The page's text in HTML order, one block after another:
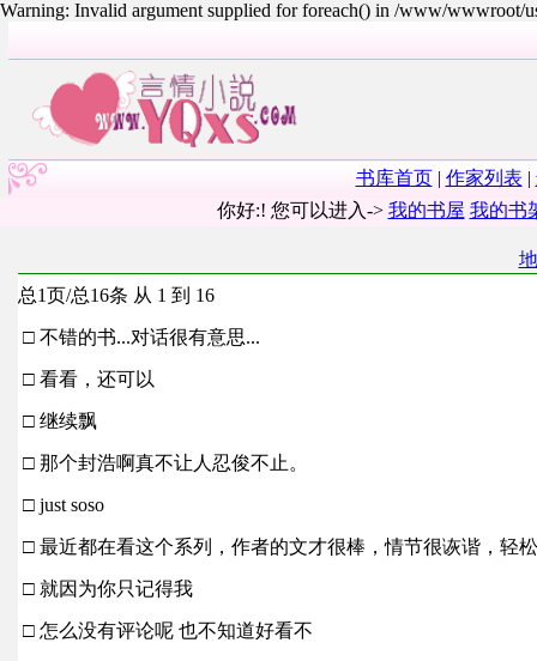
Warning: Invalid argument supplied for foreach() in /www/wwwroot/
书库首页| 作家列表 |
你好:! 您可以进入-> 我的书屋 我的书
总1页/总16条 从 1 到 16
□ 不错的书...对话很有意思...
□ 看看，还可以
□ 继续飘
□ 那个封浩啊真不让人忍俊不止。
□ just soso
□ 最近都在看这个系列，作者的文才很棒，情节很诙谐，轻
□ 就因为你只记得我
□ 怎么没有评论呢 也不知道好看不